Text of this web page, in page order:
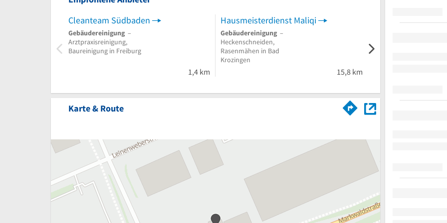
Cleanteam Südbaden
Gebäudereinigung –
Arztpraxisreinigung,
Baureinigung in Freiburg
1,4 km
Hausmeisterdienst Maliqi
Gebäudereinigung –
Heckenschneiden,
Rasenmähen in Bad
Krozingen
15,8 km
Jomani
Unterhaltsreinigung,
Treppenhausreinigung in
Karte & Route